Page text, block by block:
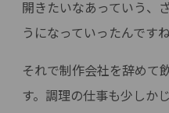
開きたいなあっていう、
うになっていったんですね
それで制作会社を辞めて
す。調理の仕事も少しか